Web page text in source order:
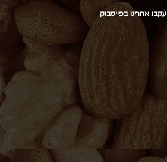
עקבו אחרינו בפייסבוק